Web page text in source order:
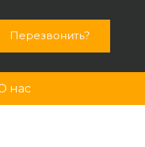
Перезвонить?
нас